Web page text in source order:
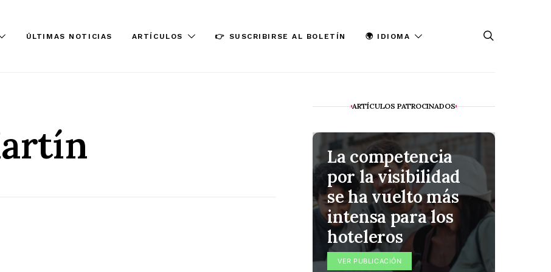
ÚLTIMAS NOTICIAS ARTÍCULOS 👉 SUSCRIBIRSE AL BOLETÍN 🌍 IDIOMA
ARTÍCULOS PATROCINADOS
La competencia
por la visibilidad
se ha vuelto más
intensa para los
hoteleros
VER PUBLICACIÓN